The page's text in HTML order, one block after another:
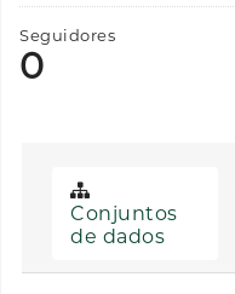
Seguidores
0
Conjuntos
de dados